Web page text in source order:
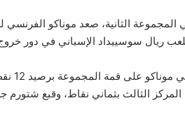
ريال سوسييداد الإسباني في دور خروج الخاسر، بعد فوزه
الثالث بثماني نقاط، وقبع